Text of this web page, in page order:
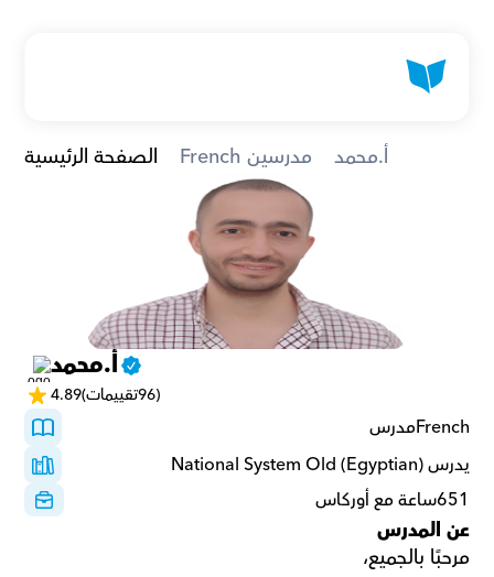
الصفحة الرئيسية French مدرسين أ.محمد
أ.محمد
4.89 (96تقييمات)
Frenchمدرس
يدرس National System Old (Egyptian)
651ساعة مع أوركاس
عن المدرس
مرحبًا بالجميع،